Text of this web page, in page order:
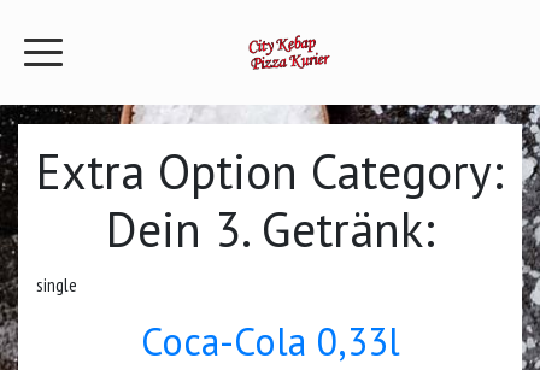
Extra Option Category:
Dein 3. Getränk:
single
Coca-Cola 0,33l